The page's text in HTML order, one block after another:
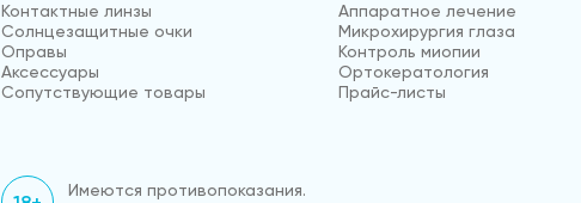
Контактные линзы
Солнцезащитные очки
Оправы
Аксессуары
Сопутствующие товары
Аппаратное лечение
Микрохирургия глаза
Контроль миопии
Ортокератология
Прайс-листы
Имеются противопоказания.